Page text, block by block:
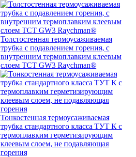
Толстостенная термоусаживаемая
трубка c подавлением горения, с
внутренним термоплавким клеевым
слоем TCT GW3 Raychman®
Тонкостенная термоусаживаемая
трубка стандартного класса ТУТ К с
термоплавким герметизирующим
клеевым слоем, не подавляющая
горения